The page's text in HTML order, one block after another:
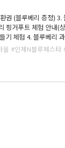
권 (블루베리 증정)
루베리 과일 꼬치 만들기
베리 판매 특가 이
이상 티켓 구매
해주시길 바랍니다. 카카오톡채널 채팅 👉 http://pf.kakao.com/_xdwxeWn/chat
을 #인제N블루페스타